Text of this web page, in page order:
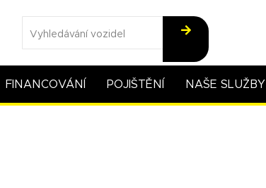
FINANCOVÁNÍ POJIŠTĚNÍ NAŠE SLUŽBY